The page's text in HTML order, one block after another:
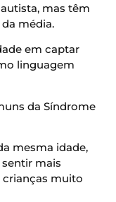
mas têm
média.
em captar
linguagem
da Síndrome
mesma idade,
mais
muito